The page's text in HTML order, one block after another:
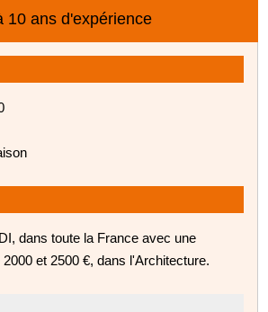
10 ans d'expérience
dans toute la France avec une
et 2500 €, dans l'Architecture.